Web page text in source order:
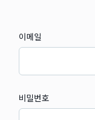
이메일
비밀번호